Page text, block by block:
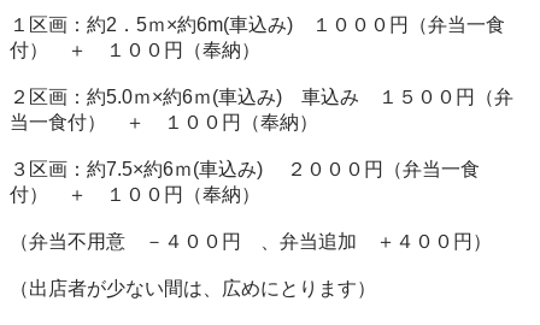
１区画：約2．5ｍ×約6m(車込み)　１０００円（弁当一食
付）　＋　１００円（奉納）
２区画：約5.0ｍ×約6ｍ(車込み)　車込み　１５００円（弁
当一食付）　＋　１００円（奉納）
３区画：約7.5×約6ｍ(車込み) 　２０００円（弁当一食
付）　＋　１００円（奉納）
（弁当不用意　－４００円　、弁当追加　＋４００円）
（出店者が少ない間は、広めにとります）